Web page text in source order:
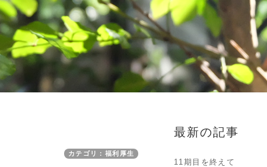
カテゴリ：福利厚生
最新の記事
11期目を終えて